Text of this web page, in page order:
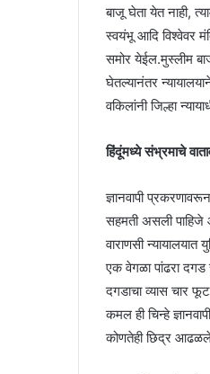
बाजू घेता येत नाही,
स्वयंभू आदि विश्वेवर
समोर येईल.मुस्लीम
घेतल्यानंतर
वकिलांनी जिल्हा
हिंदूंमध्ये संभ्रमाचे
ज्ञानवापी
सहमती असली पाहिजे
वाराणसी
एक वेगळा पांढरा दगड
दगडाचा व्यास चार
कमल ही चिन्हे
कोणतेही छिद्र आढळले